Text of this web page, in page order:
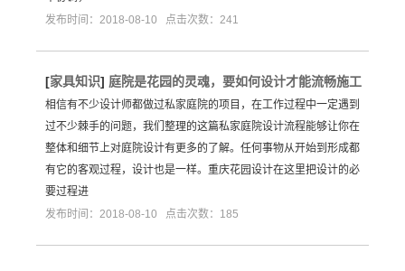
发布时间：2018-08-10 点击次数：241
[家具知识] 庭院是花园的灵魂，要如何设计才能流畅施工
相信有不少设计师都做过私家庭院的项目，在工作过程中一定遇到
过不少棘手的问题，我们整理的这篇私家庭院设计流程能够让你在
整体和细节上对庭院设计有更多的了解。任何事物从开始到形成都
有它的客观过程，设计也是一样。重庆花园设计在这里把设计的必
要过程进
发布时间：2018-08-10 点击次数：185